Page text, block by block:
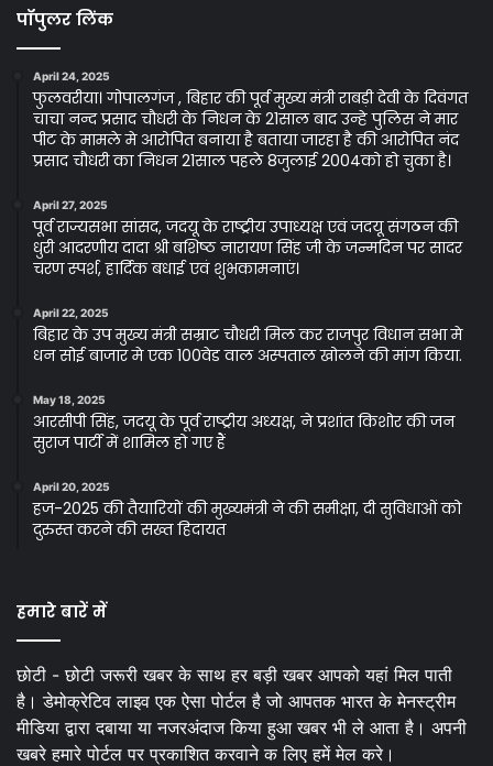
पॉपुलर लिंक
April 24, 2025
फुलवरीया। गोपालगंज , बिहार की पूर्व मुख्य मंत्री राबड़ी देवी के दिवंगत
चाचा नन्द प्रसाद चौधरी के निधन के 21साल बाद उन्हे पुलिस ने मार
पीट के मामले मे आरोपित बनाया है बताया जारहा है की आरोपित नंद
प्रसाद चौधरी का निधन 21साल पहले 8जुलाई 2004को हो चुका है।
April 27, 2025
पूर्व राज्यसभा सांसद, जदयू के राष्ट्रीय उपाध्यक्ष एवं जदयू संगठन की
धुरी आदरणीय दादा श्री बशिष्ठ नारायण सिंह जी के जन्मदिन पर सादर
चरण स्पर्श, हार्दिक बधाई एवं शुभकामनाएं।
April 22, 2025
बिहार के उप मुख्य मंत्री सम्राट चौधरी मिल कर राजपुर विधान सभा मे
धन सोई बाजार मे एक 100वेड वाल अस्पताल खोलने की मांग किया.
May 18, 2025
आरसीपी सिंह, जदयू के पूर्व राष्ट्रीय अध्यक्ष, ने प्रशांत किशोर की जन
सुराज पार्टी में शामिल हो गए हैं
April 20, 2025
हज-2025 की तैयारियों की मुख्यमंत्री ने की समीक्षा, दी सुविधाओं को
दुरुस्त करने की सख्त हिदायत
हमारे बारें में
छोटी - छोटी जरूरी खबर के साथ हर बड़ी खबर आपको यहां मिल पाती
है। डेमोक्रेटिव लाइव एक ऐसा पोर्टल है जो आपतक भारत के मेनस्ट्रीम
मीडिया द्वारा दबाया या नजरअंदाज किया हुआ खबर भी ले आता है। अपनी
खबरे हमारे पोर्टल पर प्रकाशित करवाने क लिए हमें मेल करे।